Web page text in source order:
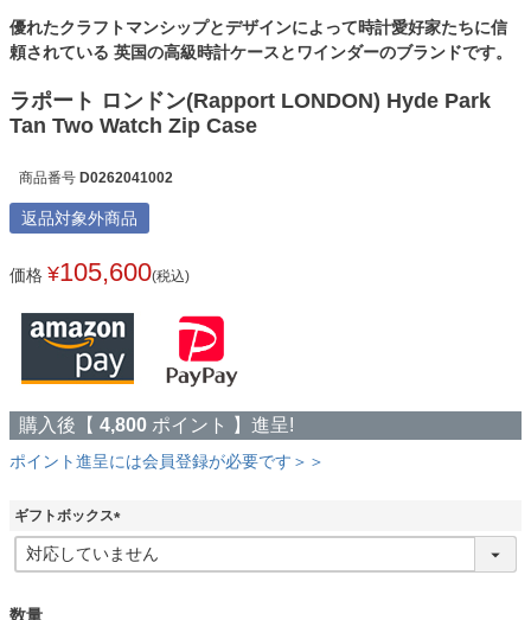
優れたクラフトマンシップとデザインによって時計愛好家たちに信
頼されている 英国の高級時計ケースとワインダーのブランドです。
ラポート ロンドン(Rapport LONDON) Hyde Park
Tan Two Watch Zip Case
商品番号 D0262041002
返品対象外商品
価格 ¥105,600(税込)
購入後【 4,800 ポイント 】進呈!
ポイント進呈には会員登録が必要です＞＞
ギフトボックス
(
必